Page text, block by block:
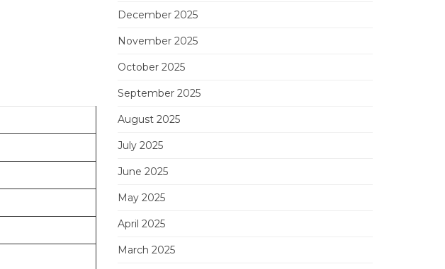
December 2025
November 2025
October 2025
September 2025
August 2025
July 2025
June 2025
May 2025
April 2025
March 2025